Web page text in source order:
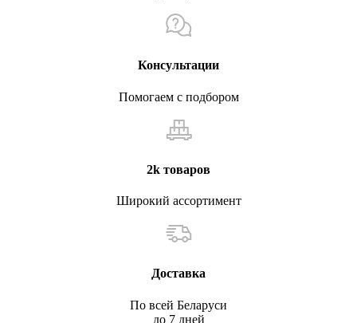
Консультации
Помогаем с подбором
2k товаров
Широкий ассортимент
Доставка
По всей Беларуси
до 7 дней